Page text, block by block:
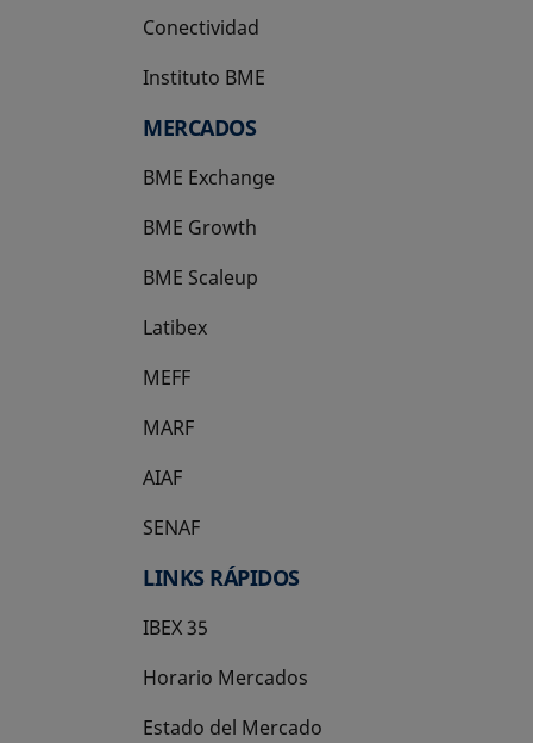
Conectividad
Instituto BME
se abre en una pestaña nueva
MERCADOS
BME Exchange
BME Growth
se abre en una pestaña nueva
BME Scaleup
se abre en una pestaña nueva
Latibex
se abre en una pestaña nueva
MEFF
se abre en una pestaña nueva
MARF
AIAF
SENAF
LINKS RÁPIDOS
IBEX 35
Horario Mercados
Estado del Mercado